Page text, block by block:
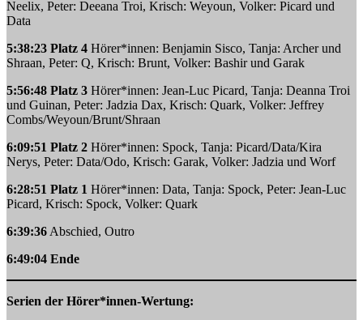
Neelix, Peter: Deeana Troi, Krisch: Weyoun, Volker: Picard und
Data
5:38:23 Platz 4 Hörer*innen: Benjamin Sisco, Tanja: Archer und
Shraan, Peter: Q, Krisch: Brunt, Volker: Bashir und Garak
5:56:48 Platz 3 Hörer*innen: Jean-Luc Picard, Tanja: Deanna Troi
und Guinan, Peter: Jadzia Dax, Krisch: Quark, Volker: Jeffrey
Combs/Weyoun/Brunt/Shraan
6:09:51 Platz 2 Hörer*innen: Spock, Tanja: Picard/Data/Kira
Nerys, Peter: Data/Odo, Krisch: Garak, Volker: Jadzia und Worf
6:28:51 Platz 1 Hörer*innen: Data, Tanja: Spock, Peter: Jean-Luc
Picard, Krisch: Spock, Volker: Quark
6:39:36 Abschied, Outro
6:49:04 Ende
Serien der Hörer*innen-Wertung: